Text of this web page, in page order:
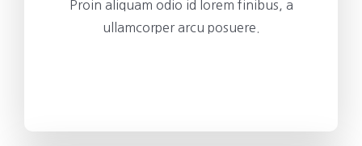
Proin aliquam odio id lorem finibus, a
ullamcorper arcu posuere.